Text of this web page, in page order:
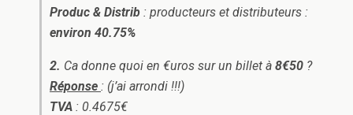
Produc & Distrib : producteurs et distributeurs :
environ 40.75%
2. Ca donne quoi en €uros sur un billet à 8€50 ?
Réponse : (j’ai arrondi !!!)
TVA : 0.4675€